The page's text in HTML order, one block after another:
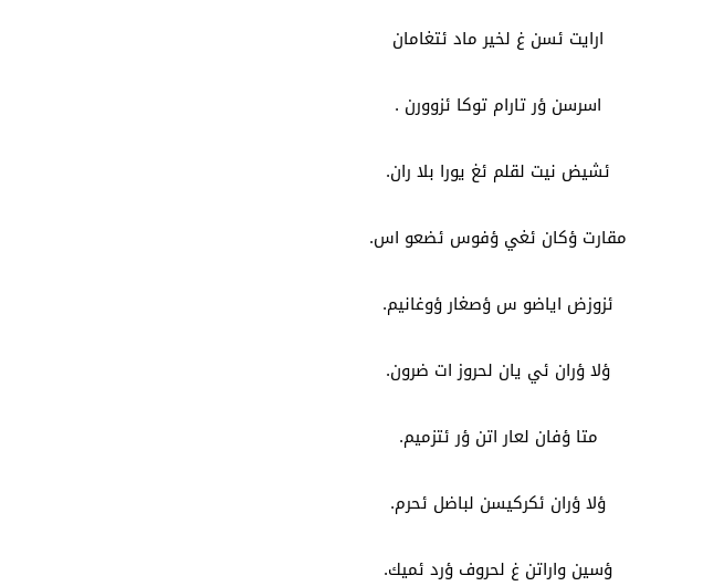
ارايت ئسن غ لخير ماد ئتغامان
اسرسن ؤر تارام توكا ئزوورن .
ئشيض نيت لقلم ئغ يورا بلا ران.
مقارت ؤكان ئغي ؤفوس ئضعو اس.
ئزوزض اياضو س ؤصغار ؤوغانيم.
ؤلا ؤران ئي يان لحروز ات ضرون.
متا ؤفان لعار اتن ؤر ئتزميم.
ؤلا ؤران ئكركيسن لباضل ئحرم.
ؤسين واراتن غ لحروف ؤرد ئميك.